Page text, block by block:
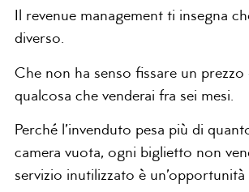
Il revenue management ti insegna
diverso.
Che non ha senso fissare un
qualcosa che venderai fra sei mesi.
Perché l’invenduto pesa più di
camera vuota, ogni biglietto non
servizio inutilizzato è un’opportunità